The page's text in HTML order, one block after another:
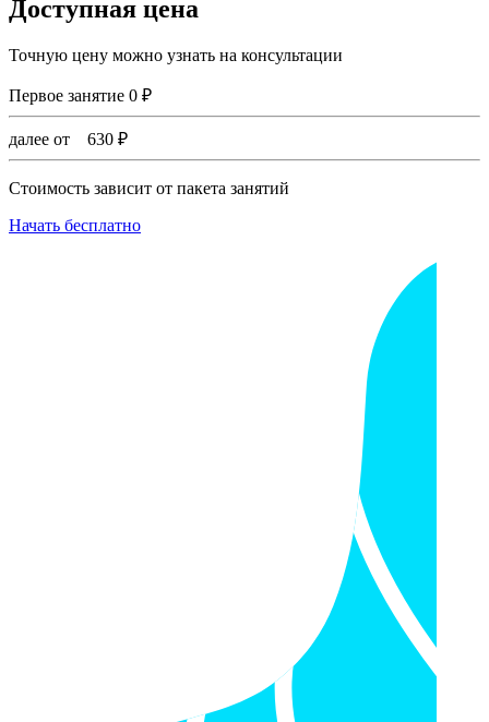
Доступная цена
Точную цену можно узнать на консультации
Первое занятие 0 ₽
далее от 630 ₽
Стоимость зависит от пакета занятий
Начать бесплатно